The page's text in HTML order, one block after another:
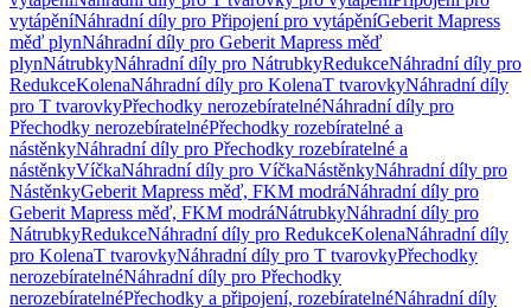
vytápěníNáhradní díly pro Připojení pro vytápěníGeberit Mapress
měď plynNáhradní díly pro Geberit Mapress měď
plynNátrubkyNáhradní díly pro NátrubkyRedukceNáhradní díly pro
RedukceKolenaNáhradní díly pro KolenaT tvarovkyNáhradní díly
pro T tvarovkyPřechodky nerozebíratelnéNáhradní díly pro
Přechodky nerozebíratelnéPřechodky rozebíratelné a
nástěnkyNáhradní díly pro Přechodky rozebíratelné a
nástěnkyVíčkaNáhradní díly pro VíčkaNástěnkyNáhradní díly pro
NástěnkyGeberit Mapress měď, FKM modráNáhradní díly pro
Geberit Mapress měď, FKM modráNátrubkyNáhradní díly pro
NátrubkyRedukceNáhradní díly pro RedukceKolenaNáhradní díly
pro KolenaT tvarovkyNáhradní díly pro T tvarovkyPřechodky
nerozebíratelnéNáhradní díly pro Přechodky
nerozebíratelnéPřechodky a připojení, rozebíratelnéNáhradní díly